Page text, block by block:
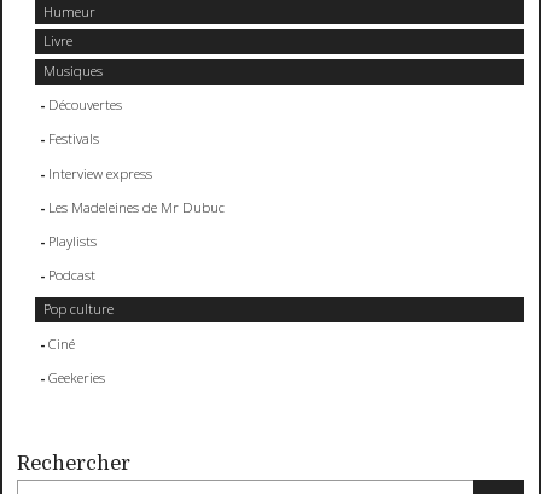
Humeur
Livre
Musiques
Découvertes
Festivals
Interview express
Les Madeleines de Mr Dubuc
Playlists
Podcast
Pop culture
Ciné
Geekeries
Rechercher